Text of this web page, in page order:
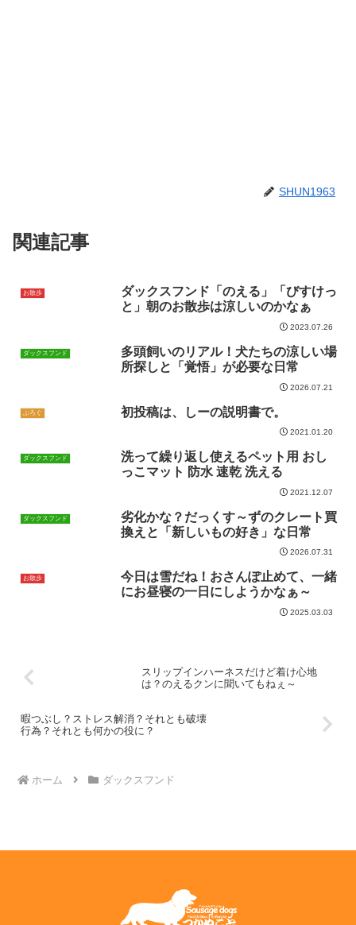
SHUN1963
関連記事
お散歩
ダックスフンド「のえる」「びすけっ
と」朝のお散歩は涼しいのかなぁ
2023.07.26
ダックスフンド
多頭飼いのリアル！犬たちの涼しい場
所探しと「覚悟」が必要な日常
2026.07.21
ぶろぐ 初投稿は、しーの説明書で。
2021.01.20
ダックスフンド
洗って繰り返し使えるペット用 おし
っこマット 防水 速乾 洗える
2021.12.07
ダックスフンド
劣化かな？だっくす～ずのクレート買
換えと「新しいもの好き」な日常
2026.07.31
お散歩
今日は雪だね！おさんぽ止めて、一緒
にお昼寝の一日にしようかなぁ～
2025.03.03
スリップインハーネスだけど着け心地
は？のえるクンに聞いてもねぇ～
暇つぶし？ストレス解消？それとも破壊
行為？それとも何かの役に？
ホーム ダックスフンド